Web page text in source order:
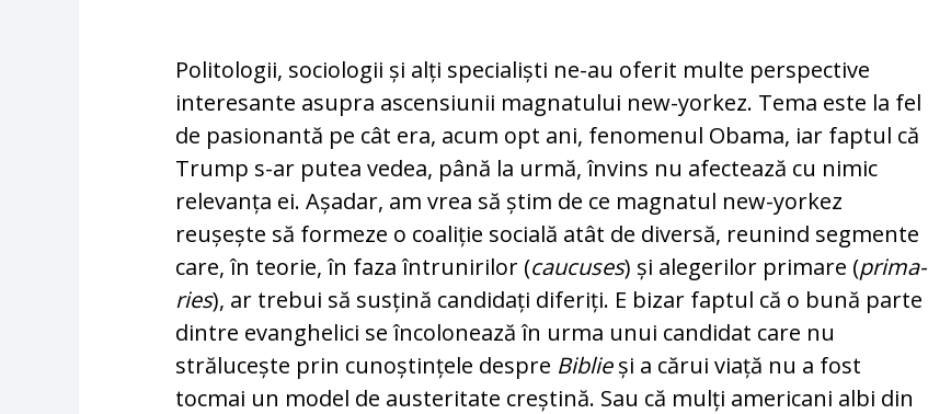
Politologii, sociologii și alți specialiști ne-au oferit multe perspective
interesante asu­pra ascensiunii magnatului new-yorkez. Tema este la fel
de pasionantă pe cât era, acum opt ani, fenomenul Obama, iar fap­tul că
Trump s-ar putea vedea, până la ur­mă, învins nu afectează cu nimic
relevanța ei. Așadar, am vrea să știm de ce mag­na­tul new-yorkez
reușește să formeze o coa­liție socială atât de diversă, reunind seg­mente
care, în teorie, în faza întrunirilor (caucuses) și alegerilor primare (pri­ma­
ries), ar trebui să susțină candidați diferiți. E bizar faptul că o bună parte
dintre evan­ghelici se încolonează în urma unui can­didat care nu
strălucește prin cunoștințele despre Biblieși a cărui viață nu a fost
tocmai un model de austeritate creștină. Sau că mulți americani albi din